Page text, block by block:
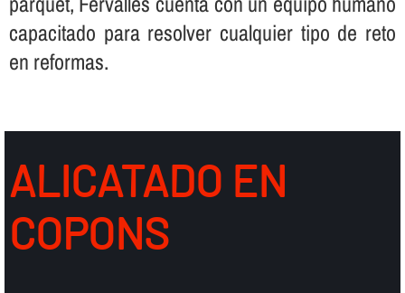
capacitado para resolver cualquier tipo de reto
en reformas.
ALICATADO EN
COPONS